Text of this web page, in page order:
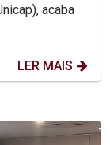
acaba
LER MAIS